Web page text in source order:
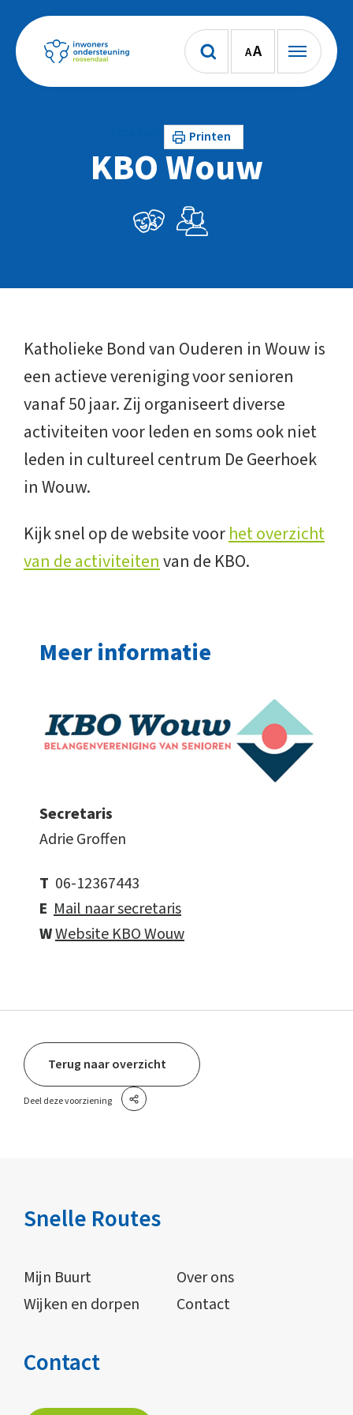
AA
Printen
KBO Wouw
Katholieke Bond van Ouderen in Wouw is
een actieve vereniging voor senioren
vanaf 50 jaar. Zij organiseert diverse
activiteiten voor leden en soms ook niet
leden in cultureel centrum De Geerhoek
in Wouw.
Kijk snel op de website voorhet overzicht
van de activiteitenvan de KBO.
Meer informatie
Secretaris
Adrie Groffen
T 06-12367443
E Mail naar secretaris
WWebsite KBO Wouw
Terug naar overzicht
Deel deze voorziening
Snelle Routes
Mijn Buurt
Over ons
Wijken en dorpen
Contact
Contact